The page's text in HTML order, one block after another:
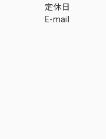
定休日
E-mail